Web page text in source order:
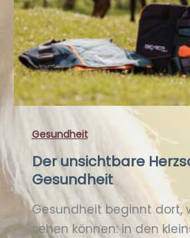
Gesundheit
Der unsichtbare
Gesundheit
Gesundheit beginnt dort,
sehen können: in den